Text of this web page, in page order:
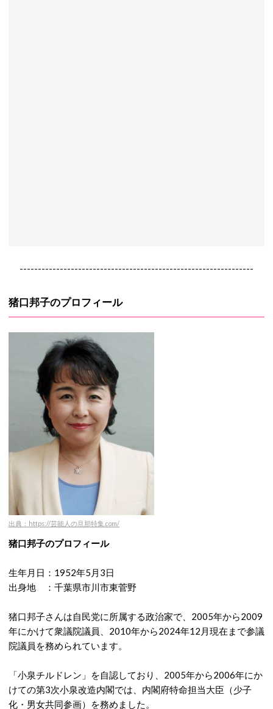
----------------------------------------------------------------
猪口邦子のプロフィール
出典：https://芸能人の旦那特集.com/
猪口邦子のプロフィール
生年月日：1952年5月3日
出身地 ：千葉県市川市東菅野
猪口邦子さんは自民党に所属する政治家で、2005年から2009
年にかけて衆議院議員、2010年から2024年12月現在まで参議
院議員を務められています。
「小泉チルドレン」を自認しており、2005年から2006年にか
けての第3次小泉改造内閣では、内閣府特命担当大臣（少子
化・男女共同参画）を務めました。